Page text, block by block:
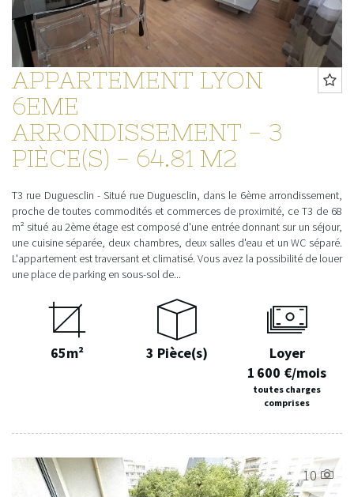
APPARTEMENT LYON
6EME
ARRONDISSEMENT - 3
PIÈCE(S) - 64.81 M2
T3 rue Duguesclin - Situé rue Duguesclin, dans le 6ème arrondissement,
proche de toutes commodités et commerces de proximité, ce T3 de 68
m² situé au 2ème étage est composé d'une entrée donnant sur un séjour,
une cuisine séparée, deux chambres, deux salles d'eau et un WC séparé.
L'appartement est traversant et climatisé. Vous avez la possibilité de louer
une place de parking en sous-sol de...
65m² 3 Pièce(s)
Loyer
1 600 €/mois
toutes charges
comprises
10